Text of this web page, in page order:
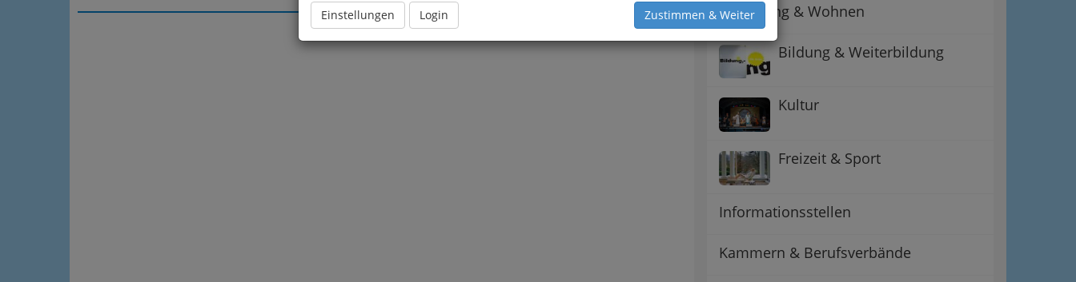
Einstellungen Login Zustimmen & WeiterBetreuung & Wohnen
Bildung & Weiterbildung
Kultur
Freizeit & Sport
Informationsstellen
Kammern & Berufsverbände